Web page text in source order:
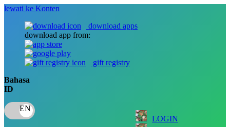
lewati ke Konten
download apps
download app from:
gift registry
Bahasa
ID
LOGIN